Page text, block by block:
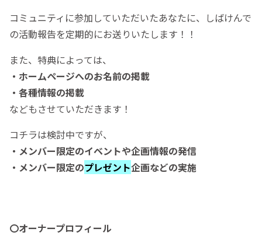
コミュニティに参加していただいたあなたに、しばけんで
の活動報告を定期的にお送りいたします！！
また、特典によっては、
・ホームページへのお名前の掲載
・各種情報の掲載
などもさせていただきます！
コチラは検討中ですが、
・メンバー限定のイベントや企画情報の発信
・メンバー限定のプレゼント企画などの実施
〇オーナープロフィール